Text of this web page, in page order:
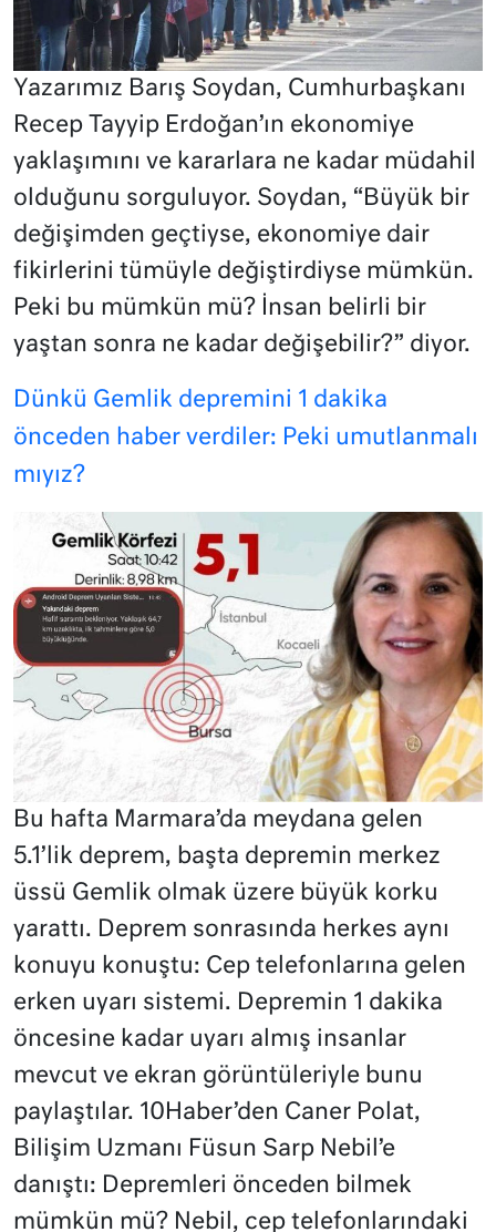
Yazarımız Barış Soydan, Cumhurbaşkanı
Recep Tayyip Erdoğan’ın ekonomiye
yaklaşımını ve kararlara ne kadar müdahil
olduğunu sorguluyor. Soydan, “Büyük bir
değişimden geçtiyse, ekonomiye dair
fikirlerini tümüyle değiştirdiyse mümkün.
Peki bu mümkün mü? İnsan belirli bir
yaştan sonra ne kadar değişebilir?” diyor.
Dünkü Gemlik depremini 1 dakika
önceden haber verdiler: Peki umutlanmalı
mıyız?
Bu hafta Marmara’da meydana gelen
5.1’lik deprem, başta depremin merkez
üssü Gemlik olmak üzere büyük korku
yarattı. Deprem sonrasında herkes aynı
konuyu konuştu: Cep telefonlarına gelen
erken uyarı sistemi. Depremin 1 dakika
öncesine kadar uyarı almış insanlar
mevcut ve ekran görüntüleriyle bunu
paylaştılar. 10Haber’den Caner Polat,
Bilişim Uzmanı Füsun Sarp Nebil’e
danıştı: Depremleri önceden bilmek
mümkün mü? Nebil, cep telefonlarındaki